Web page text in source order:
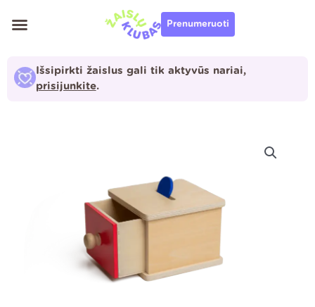
prie
Prenumeruoti
Išsipirkti žaislus gali tik aktyvūs nariai,
prisijunkite.